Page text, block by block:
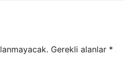
Gerekli alanlar *